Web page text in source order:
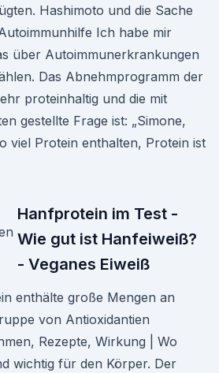
Hashimoto und die Sache
Ich habe mir
über Autoimmunerkrankungen
Das Abnehmprogramm der
proteinhaltig und die mit
gestellte Frage ist: „Simone,
viel Protein enthalten, Protein ist
Hanfprotein im Test -
Wie gut ist Hanfeiweiß?
- Veganes Eiweiß
enthälte große Mengen an
von Antioxidantien
Rezepte, Wirkung | Wo
wichtig für den Körper. Der